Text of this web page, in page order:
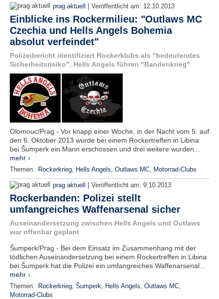
prag aktuell | Veröffentlicht am: 12.10.2013
Einblicke ins Rockermilieu: "Outlaws MC
Czechia und Hells Angels Bohemia
absolut verfeindet"
Polizeibericht identifiziert Rockerklubs als "bedeutendes
Sicherheitsrisiko", Hells Angels führen "Bandenkrieg"
Olomouc/Prag - Vor knapp einer Woche, in der Nacht vom 5. auf
den 6. Oktober 2013 wurde bei einem Rockertreffen in Libina
bei Šumperk ein Mann erschossen und drei weitere wurden...
mehr ›
Themen: Rockerkrieg, Hells Angels, Outlaws MC, Motorrad-Clubs
prag aktuell | Veröffentlicht am: 9.10.2013
Rockerbanden: Polizei stellt
umfangreiches Waffenarsenal sicher
Auseinandersetzung zwischen Hells Angels und Outlaws
war offenbar geplant
Šumperk/Prag - Bei dem Einsatz im Zusammenhang mit der
tödlichen Auseinandersetzung bei einem Rockertreffen in Libina
bei Šumperk hat die Polizei ein umfangreiches Waffenarsenal...
mehr ›
Themen: Rockerkrieg, Šumperk, Hells Angels, Outlaws MC,
Motorrad-Clubs